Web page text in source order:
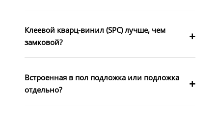
Клеевой кварц-винил (SPC) лучше, чем
замковой?
Встроенная в пол подложка или подложка
отдельно?